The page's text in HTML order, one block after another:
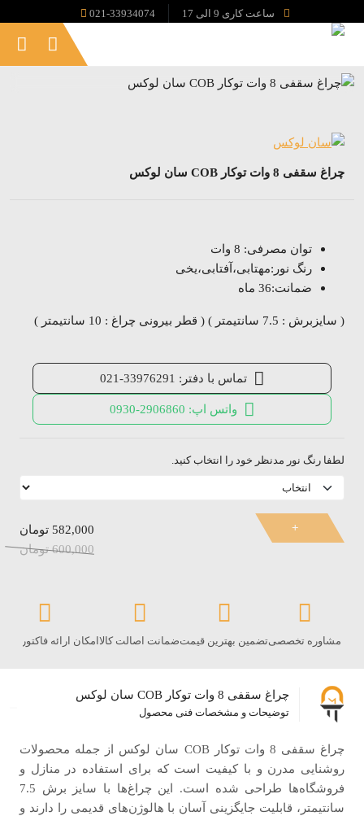
ساعت کاری 9 الی 17 021-33934074
چراغ سقفی 8 وات توکار COB سان لوکس
توان مصرفی: 8 وات
رنگ نور:مهتابی،آفتابی،یخی
ضمانت:36 ماه
( سایزبرش : 7.5 سانتیمتر ) ( قطر بیرونی چراغ : 10 سانتیمتر )
تماس با دفتر: 33976291-021
واتس اپ: 2906860-0930
لطفا رنگ نور مدنظر خود را انتخاب کنید.
582,000 تومان
600,000 تومان
مشاوره تخصصیتضمین بهترین قیمتضمانت اصالت کالا امکان ارائه فاکتور
چراغ سقفی 8 وات توکار COB سان لوکس
توضیحات و مشخصات فنی محصول
چراغ سقفی 8 وات توکار COB سان لوکس از جمله محصولات
روشنایی مدرن و با کیفیت است که برای استفاده در منازل و
فروشگاه‌ها طراحی شده است. این چراغ‌ها با سایز برش 7.5
سانتیمتر، قابلیت جایگزینی آسان با هالوژن‌های قدیمی را دارند و